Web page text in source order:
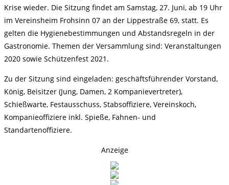
Krise wieder. Die Sitzung findet am Samstag, 27. Juni, ab 19 Uhr
im Vereinsheim Frohsinn 07 an der Lippestraße 69, statt. Es
gelten die Hygienebestimmungen und Abstandsregeln in der
Gastronomie. Themen der Versammlung sind: Veranstaltungen
2020 sowie Schützenfest 2021.
Zu der Sitzung sind eingeladen: geschäftsführender Vorstand,
König, Beisitzer (Jung, Damen, 2 Kompanievertreter),
Schießwarte, Festausschuss, Stabsoffiziere, Vereinskoch,
Kompanieoffiziere inkl. Spieße, Fahnen- und
Standartenoffiziere.
Anzeige